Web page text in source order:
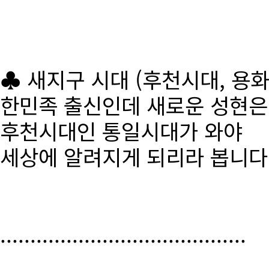
♣ 새지구 시대 (후천시대, 용
한민족 출신인데 새로운 성현
후천시대인 통일시대가 와야
세상에 알려지게 되리라 봅니
.........................................